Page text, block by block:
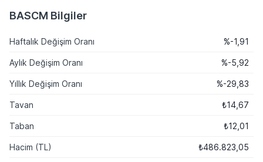
BASCM Bilgiler
Haftalık Değişim Oranı %-1,91
Aylık Değişim Oranı %-5,92
Yıllık Değişim Oranı %-29,83
Tavan ₺14,67
Taban ₺12,01
Hacim (TL) ₺486.823,05